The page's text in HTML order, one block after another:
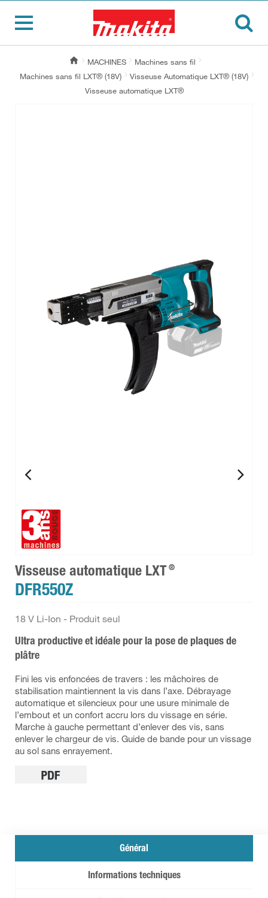
MACHINES
Machines sans fil
Machines sans fil LXT® (18V)
Visseuse Automatique LXT® (18V)
Visseuse automatique LXT®
Visseuse automatique LXT ®
DFR550Z
18 V Li-Ion - Produit seul
Ultra productive et idéale pour la pose de plaques de
plâtre
Fini les vis enfoncées de travers : les mâchoires de
stabilisation maintiennent la vis dans l’axe. Débrayage
automatique et silencieux pour une usure minimale de
l’embout et un confort accru lors du vissage en série.
Marche à gauche permettant d’enlever des vis, sans
enlever le chargeur de vis. Guide de bande pour un vissage
au sol sans enrayement.
Général
Informations techniques